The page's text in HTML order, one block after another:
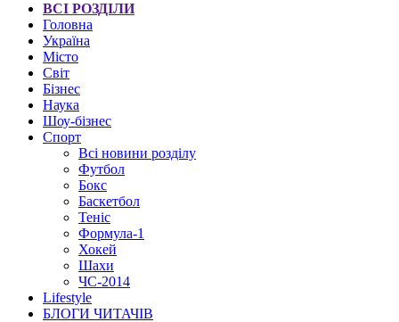
ВСІ РОЗДІЛИ
Головна
Україна
Місто
Світ
Бізнес
Наука
Шоу-бізнес
Спорт
Всі новини розділу
Футбол
Бокс
Баскетбол
Теніс
Формула-1
Хокей
Шахи
ЧС-2014
Lifestyle
БЛОГИ ЧИТАЧІВ